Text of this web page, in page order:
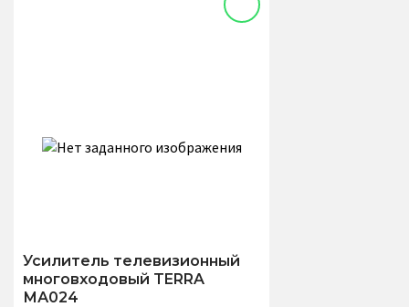
Усилитель телевизионный
многовходовый TERRA
МА024